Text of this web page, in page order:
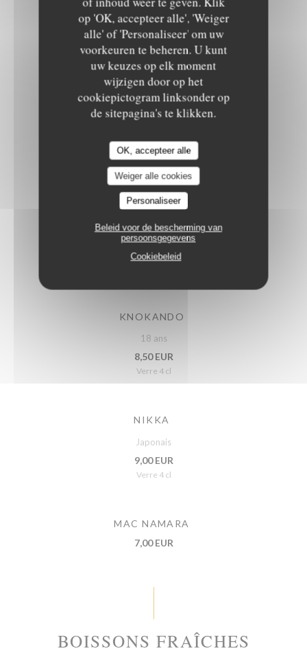
op 'OK, accepteer alle', 'Weiger
alle' of 'Personaliseer' om uw
voorkeuren te beheren. U kunt
uw keuzes op elk moment
wijzigen door op het
cookiepictogram linksonder op
de sitepagina's te klikken.
OK, accepteer alle
Weiger alle cookies
Personaliseer
Beleid voor de bescherming van
persoonsgegevens
Cookiebeleid
PASTIS OU RICARD
3,50 EUR
JACK DANIELS ,BOURBON
7,50 EUR
Verre 4 cl
BELLEVOYE
finition sauternes whisky français
8,00 EUR
KNOKANDO
18 ans
8,50 EUR
Verre 4 cl
NIKKA
Japonais
9,00 EUR
Verre 4 cl
MAC NAMARA
7,00 EUR
BOISSONS FRAÎCHES